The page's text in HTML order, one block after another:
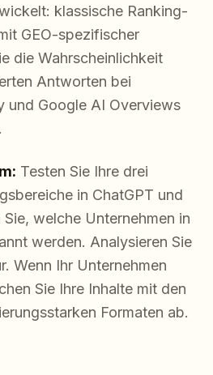
klassische Ranking-
GEO-spezifischer
die Wahrscheinlichkeit
Antworten bei
und Google AI Overviews
Testen Sie Ihre drei
in ChatGPT und
welche Unternehmen in
werden. Analysieren Sie
Wenn Ihr Unternehmen
Sie Ihre Inhalte mit den
Formaten ab.